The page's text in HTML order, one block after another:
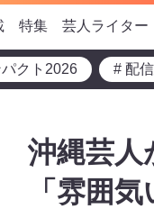
特集 芸人ライター
クト2026 # 配
沖縄芸人
「雰囲